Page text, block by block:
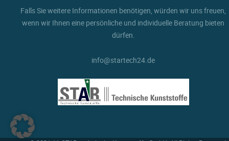
Falls Sie weitere Informationen benötigen, würden wir uns freuen,
wenn wir Ihnen eine persönliche und individuelle Beratung bieten
dürfen.
info@startech24.de